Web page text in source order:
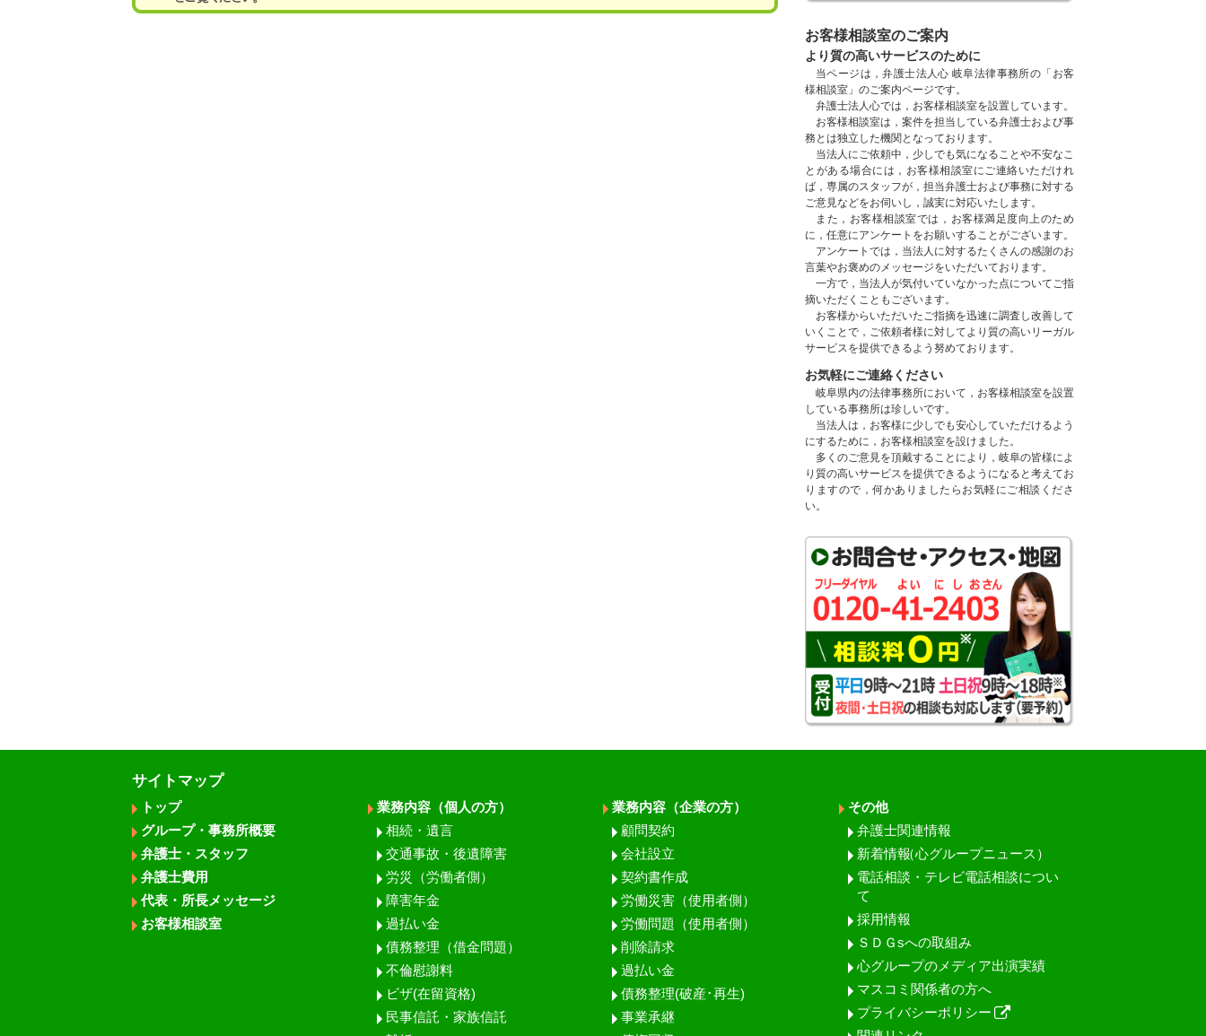
お客様相談室のご案内
より質の高いサービスのために
当ページは，弁護士法人心 岐阜法律事務所の「お客
様相談室」のご案内ページです。
弁護士法人心では，お客様相談室を設置しています。
お客様相談室は，案件を担当している弁護士および事
務とは独立した機関となっております。
当法人にご依頼中，少しでも気になることや不安なこ
とがある場合には，お客様相談室にご連絡いただけれ
ば，専属のスタッフが，担当弁護士および事務に対する
ご意見などをお伺いし，誠実に対応いたします。
また，お客様相談室では，お客様満足度向上のため
に，任意にアンケートをお願いすることがございます。
アンケートでは，当法人に対するたくさんの感謝のお
言葉やお褒めのメッセージをいただいております。
一方で，当法人が気付いていなかった点についてご指
摘いただくこともございます。
お客様からいただいたご指摘を迅速に調査し改善して
いくことで，ご依頼者様に対してより質の高いリーガル
サービスを提供できるよう努めております。
お気軽にご連絡ください
岐阜県内の法律事務所において，お客様相談室を設置
している事務所は珍しいです。
当法人は，お客様に少しでも安心していただけるよう
にするために，お客様相談室を設けました。
多くのご意見を頂戴することにより，岐阜の皆様によ
り質の高いサービスを提供できるようになると考えてお
りますので，何かありましたらお気軽にご相談くださ
い。
サイトマップ
トップ
グループ・事務所概要
弁護士・スタッフ
弁護士費用
代表・所長メッセージ
お客様相談室
業務内容（個人の方）
相続・遺言
交通事故・後遺障害
労災（労働者側）
障害年金
過払い金
債務整理（借金問題）
不倫慰謝料
ビザ(在留資格)
民事信託・家族信託
業務内容（企業の方）
顧問契約
会社設立
契約書作成
労働災害（使用者側）
労働問題（使用者側）
削除請求
過払い金
債務整理(破産･再生)
事業承継
その他
弁護士関連情報
新着情報（心グループニュース）
電話相談・テレビ電話相談につい
て
採用情報
ＳＤＧsへの取組み
心グループのメディア出演実績
マスコミ関係者の方へ
プライバシーポリシー